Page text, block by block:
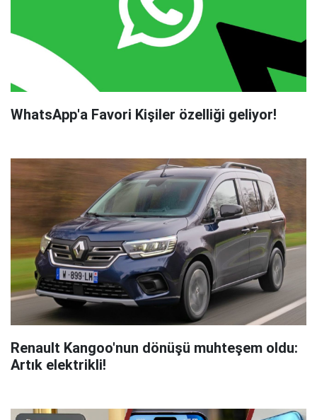
WhatsApp'a Favori Kişiler özelliği geliyor!
Renault Kangoo'nun dönüşü muhteşem oldu:
Artık elektrikli!